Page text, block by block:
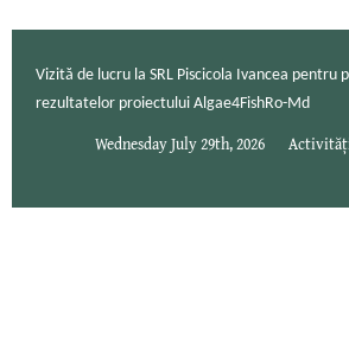
Vizită de lucru la SRL Piscicola Ivancea pentru
rezultatelor proiectului Algae4FishRo-Md
Wednesday July 29th, 2026